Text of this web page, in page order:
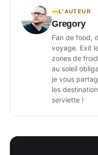
L’AUTEUR
Gregory
Fan de food,
voyage. Exit
zones de
au soleil
je vous
les
serviette !